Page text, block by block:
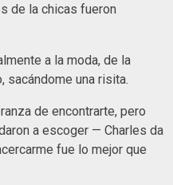
de la chicas fueron
a la moda, de la
sacándome una risita.
de encontrarte, pero
a escoger — Charles da
fue lo mejor que